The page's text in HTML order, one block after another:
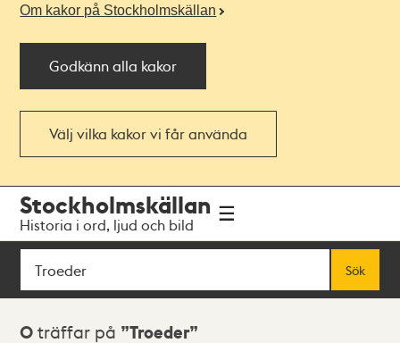
Om kakor på Stockholmskällan
Godkänn alla kakor
Välj vilka kakor vi får använda
navigationen
huvudinnehållet
Stockholmskällan
Historia i ord, ljud och bild
Sök
Sök
Sökresultat
0 träffar på Troeder